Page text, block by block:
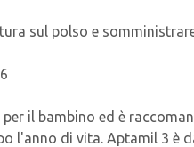
sul polso e
il bambino ed è
l'anno di vita. Aptamil 3